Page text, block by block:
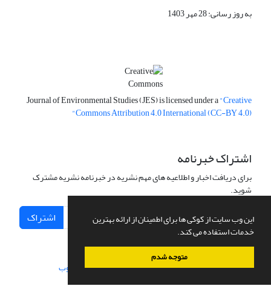
این وب سایت از کوکی ها برای اطمینان از ارائه بهترین
خدمات استفاده می کند.
متوجه شدم
به روز رسانی: 28 مهر 1403
Journal of Environmental Studies (JES) is licensed under a"Creative
Commons Attribution 4.0 International (CC-BY 4.0)"
اشتراک خبرنامه
برای دریافت اخبار و اطلاعیه های مهم نشریه در خبرنامه نشریه مشترک
شوید.
اشتراک
سامانه مدیریت نشریات علمی.طراحی و پیاده سازی از سیناوب